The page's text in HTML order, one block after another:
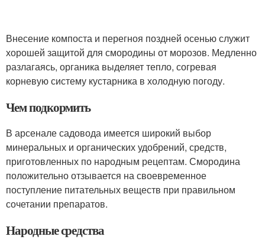
Внесение компоста и перегноя поздней осенью служит
хорошей защитой для смородины от морозов. Медленно
разлагаясь, органика выделяет тепло, согревая
корневую систему кустарника в холодную погоду.
Чем подкормить
В арсенале садовода имеется широкий выбор
минеральных и органических удобрений, средств,
приготовленных по народным рецептам. Смородина
положительно отзывается на своевременное
поступление питательных веществ при правильном
сочетании препаратов.
Народные средства